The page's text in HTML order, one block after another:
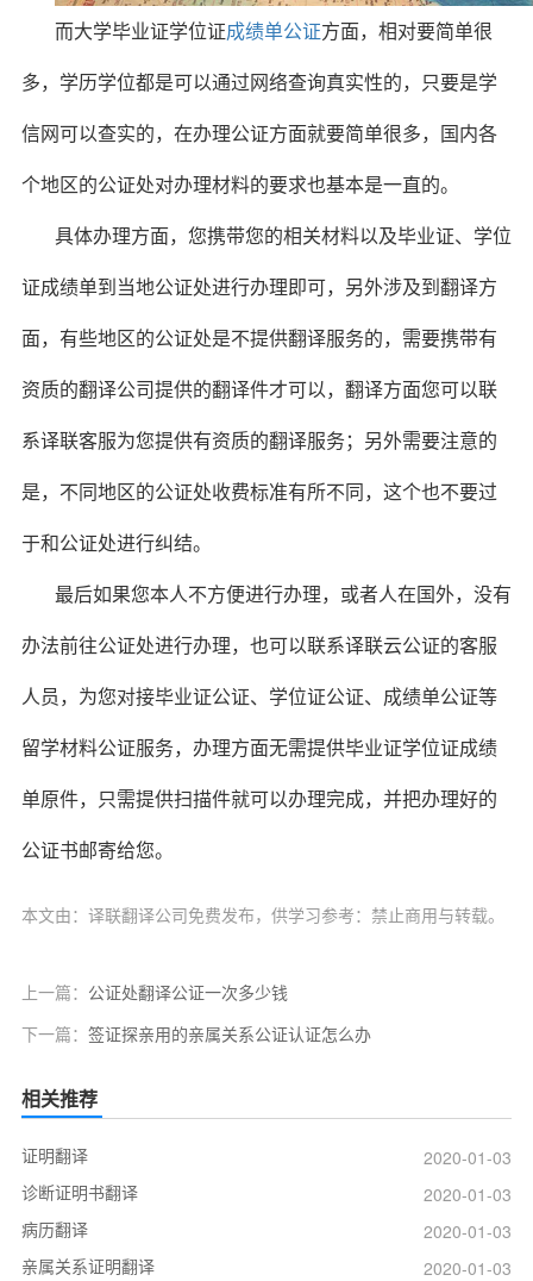
而大学毕业证学位证成绩单公证方面，相对要简单很
多，学历学位都是可以通过网络查询真实性的，只要是学
信网可以查实的，在办理公证方面就要简单很多，国内各
个地区的公证处对办理材料的要求也基本是一直的。
具体办理方面，您携带您的相关材料以及毕业证、学位
证成绩单到当地公证处进行办理即可，另外涉及到翻译方
面，有些地区的公证处是不提供翻译服务的，需要携带有
资质的翻译公司提供的翻译件才可以，翻译方面您可以联
系译联客服为您提供有资质的翻译服务；另外需要注意的
是，不同地区的公证处收费标准有所不同，这个也不要过
于和公证处进行纠结。
最后如果您本人不方便进行办理，或者人在国外，没有
办法前往公证处进行办理，也可以联系译联云公证的客服
人员，为您对接毕业证公证、学位证公证、成绩单公证等
留学材料公证服务，办理方面无需提供毕业证学位证成绩
单原件，只需提供扫描件就可以办理完成，并把办理好的
公证书邮寄给您。
本文由：译联翻译公司免费发布，供学习参考：禁止商用与转载。
上一篇： 公证处翻译公证一次多少钱
下一篇： 签证探亲用的亲属关系公证认证怎么办
相关推荐
证明翻译
2020-01-03
诊断证明书翻译
2020-01-03
病历翻译
2020-01-03
亲属关系证明翻译
2020-01-03